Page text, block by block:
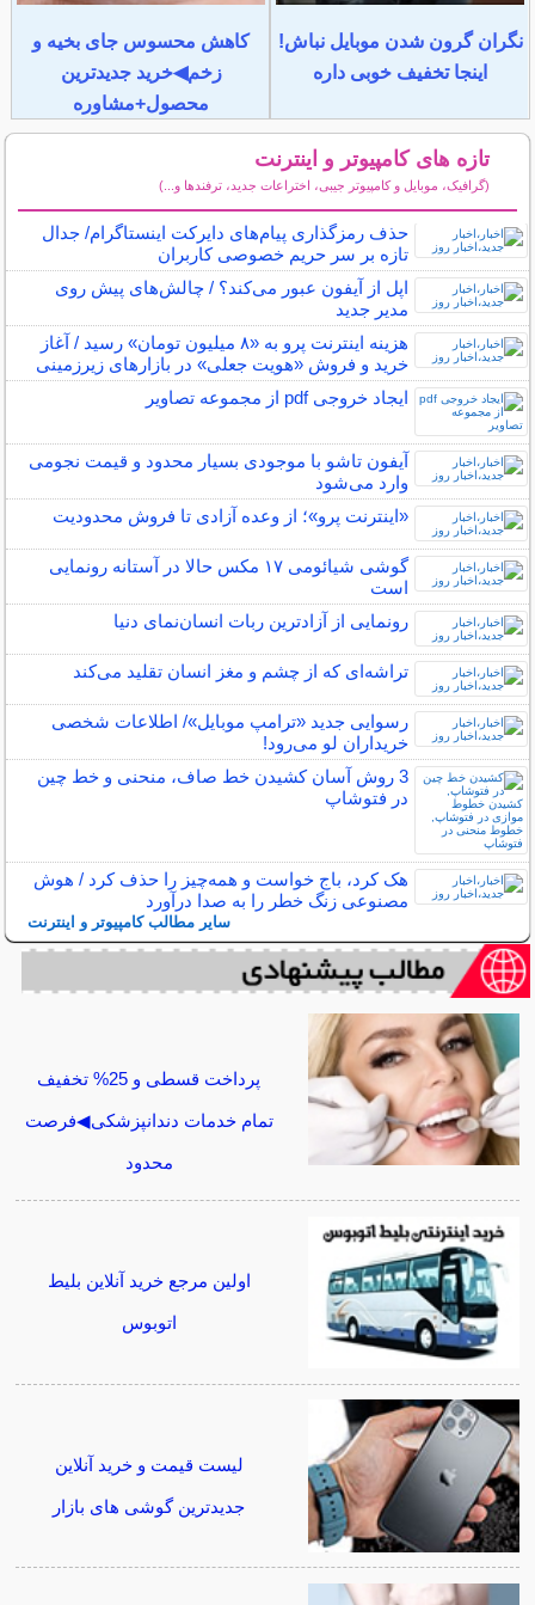
نگران گرون شدن موبایل نباش!
اینجا تخفیف خوبی داره
کاهش محسوس جای بخیه و
زخم◀خرید جدیدترین
محصول+مشاوره
تازه های کامپیوتر و اینترنت
(گرافیک، موبایل و کامپیوتر جیبی، اختراعات جدید، ترفندها و...)
حذف رمزگذاری پیام‌های دایرکت اینستاگرام/ جدال
تازه بر سر حریم خصوصی کاربران
اپل از آیفون عبور می‌کند؟ / چالش‌های پیش روی
مدیر جدید
هزینه اینترنت پرو به «۸ میلیون تومان» رسید / آغاز
خرید و فروش «هویت جعلی» در بازارهای زیرزمینی
ایجاد خروجی pdf از مجموعه تصاویر
آیفون تاشو با موجودی بسیار محدود و قیمت نجومی
وارد می‌شود
«اینترنت پرو»؛ از وعده آزادی تا فروش محدودیت
گوشی شیائومی ۱۷ مکس حالا در آستانه رونمایی
است
رونمایی از آزادترین ربات انسان‌نمای دنیا
تراشه‌ای که از چشم و مغز انسان تقلید می‌کند
رسوایی جدید «ترامپ موبایل»/ اطلاعات شخصی
خریداران لو می‌رود!
3 روش آسان کشیدن خط صاف، منحنی و خط چین
در فتوشاپ
هک کرد، باج خواست و همه‌چیز را حذف کرد / هوش
مصنوعی زنگ خطر را به صدا درآورد
سایر مطالب کامپیوتر و اینترنت
پرداخت قسطی و 25% تخفیف
تمام خدمات دندانپزشکی◀فرصت
محدود
اولین مرجع خرید آنلاین بلیط
اتوبوس
لیست قیمت و خرید آنلاین
جدیدترین گوشی های بازار